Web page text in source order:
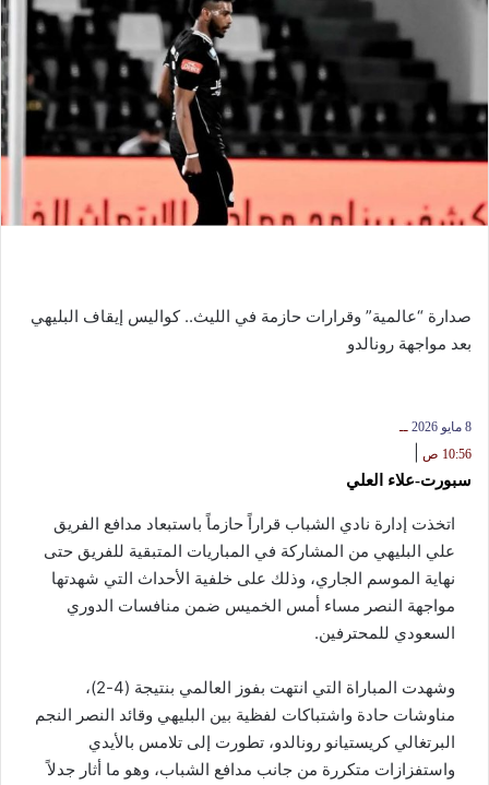
صدارة “عالمية” وقرارات حازمة في الليث.. كواليس إيقاف البليهي
بعد مواجهة رونالدو
8 مايو 2026
ــ
10:56 ص
سبورت-علاء العلي
اتخذت إدارة نادي الشباب قراراً حازماً باستبعاد مدافع الفريق
علي البليهي من المشاركة في المباريات المتبقية للفريق حتى
نهاية الموسم الجاري، وذلك على خلفية الأحداث التي شهدتها
مواجهة النصر مساء أمس الخميس ضمن منافسات الدوري
السعودي للمحترفين.
وشهدت المباراة التي انتهت بفوز العالمي بنتيجة (4-2)،
مناوشات حادة واشتباكات لفظية بين البليهي وقائد النصر النجم
البرتغالي كريستيانو رونالدو، تطورت إلى تلامس بالأيدي
واستفزازات متكررة من جانب مدافع الشباب، وهو ما أثار جدلاً